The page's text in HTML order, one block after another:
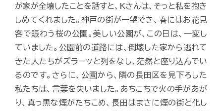
が家が全壊したことを話すと、Kさんは、そっと私を抱き
しめてくれました。神戸の街が一望でき、春にはお花見
客で賑わう桜の公園。美しい公園が、この日は、一変し
ていました。公園前の道路には、倒壊した家から逃れて
きた人たちがズラーッと列をなし、茫然と座り込んでい
るのです。さらに、公園から、隣の長田区を見下ろした
私たちは、言葉を失いました。あちこちで火の手があが
り、真っ黒な煙がたちこめ、長田はまさに煙の街と化し